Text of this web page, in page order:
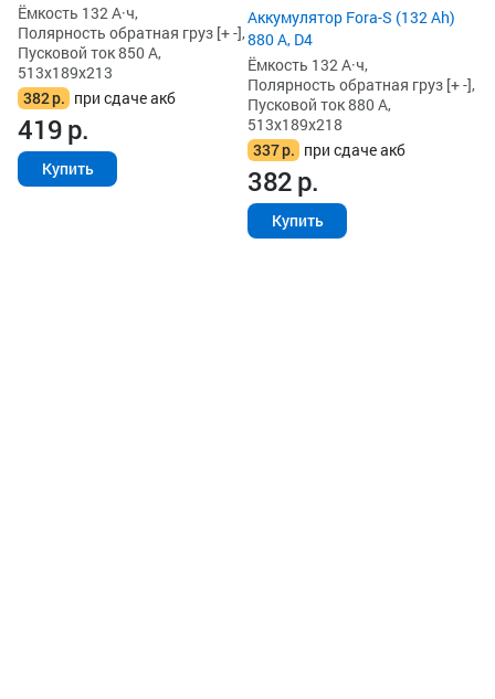
а также уровень
норме.
Ёмкость 132 А·ч,
Полярность обратная груз [+ -],
Пусковой ток 850 А,
513x189x213
382р. при сдаче акб
419р.
Купить
Аккумулятор Fora-S (132 Ah)
880 А, D4
Ёмкость 132 А·ч,
Полярность обратная груз [+ -],
Пусковой ток 880 А,
513x189x218
337р. при сдаче акб
382р.
Купить